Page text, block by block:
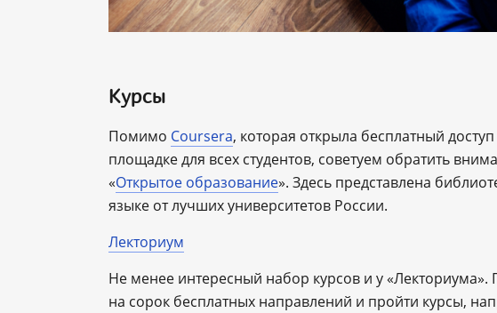
Курсы
Помимо Coursera, которая открыла бесплатный
площадке для всех студентов, советуем обратить
«Открытое образование». Здесь представлена
языке от лучших университетов России.
Лекториум
Не менее интересный набор курсов и у
на сорок бесплатных направлений и пройти курсы,